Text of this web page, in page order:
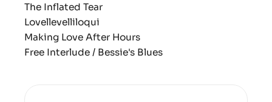
The Inflated Tear
Lovellevelliloqui
Making Love After Hours
Free Interlude / Bessie's Blues